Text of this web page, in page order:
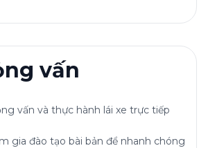
vấn
vấn và thực hành lái xe trực tiếp
gia đào tạo bài bản để nhanh chóng